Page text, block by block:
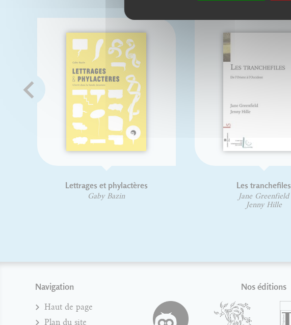
Lettrages et phylactères
Gaby Bazin
Les tranchefiles
Jane Greenfield
Jenny Hille
Navigation
Haut de page
Plan du site
Nos éditions